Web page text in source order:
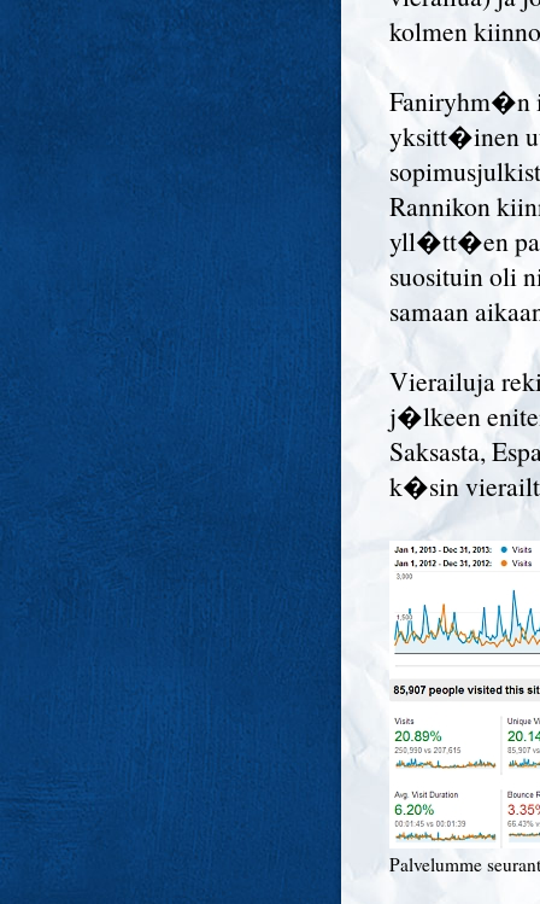
kolmen
Faniryhm�n
yksitt�inen
Rannikon
yll�tt�en
suosituin oli
samaan
Vierailuja
j�lkeen
Saksasta,
k�sin
Palvelumme